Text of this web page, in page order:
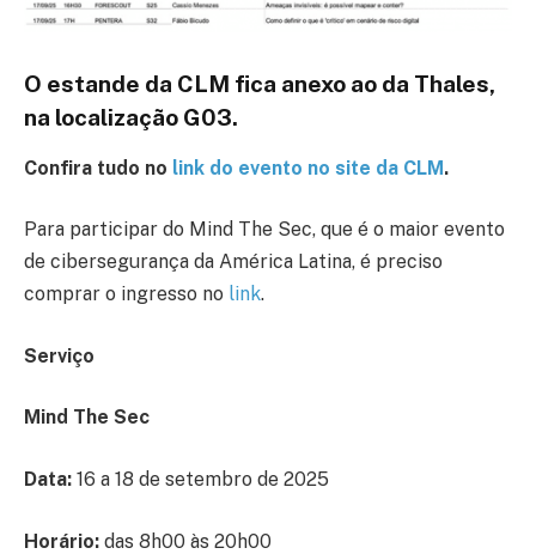
O estande da CLM fica anexo ao da Thales,
na localização G03.
Confira tudo no link do evento no site da CLM.
Para participar do Mind The Sec, que é o maior evento
de cibersegurança da América Latina, é preciso
comprar o ingresso no link.
Serviço
Mind The Sec
Data: 16 a 18 de setembro de 2025
Horário: das 8h00 às 20h00